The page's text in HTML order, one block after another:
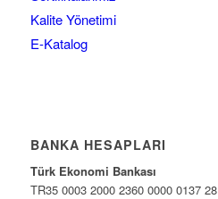
Kalite Yönetimi
E-Katalog
BANKA HESAPLARI
Türk Ekonomi Bankası
TR35 0003 2000 2360 0000 0137 28